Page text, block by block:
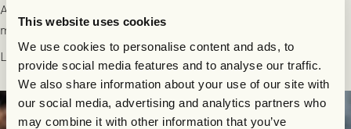
This website uses cookies
We use cookies to personalise content and ads, to
provide social media features and to analyse our traffic.
We also share information about your use of our site with
our social media, advertising and analytics partners who
may combine it with other information that you’ve
All information om hur du byter ditt värdebevis mot
matchbiljett på plats i Danmark, samt vad som gäller för dig
som står på reservlista eller fått förhinder.
Läs mer